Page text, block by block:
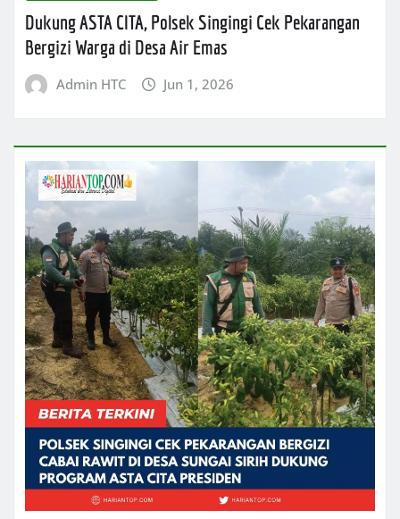
Dukung ASTA CITA, Polsek Singingi Cek Pekarangan
Bergizi Warga di Desa Air Emas
Admin HTC Jun 1, 2026